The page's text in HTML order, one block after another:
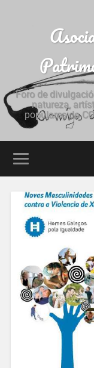
Foro de
natureza,
populares do